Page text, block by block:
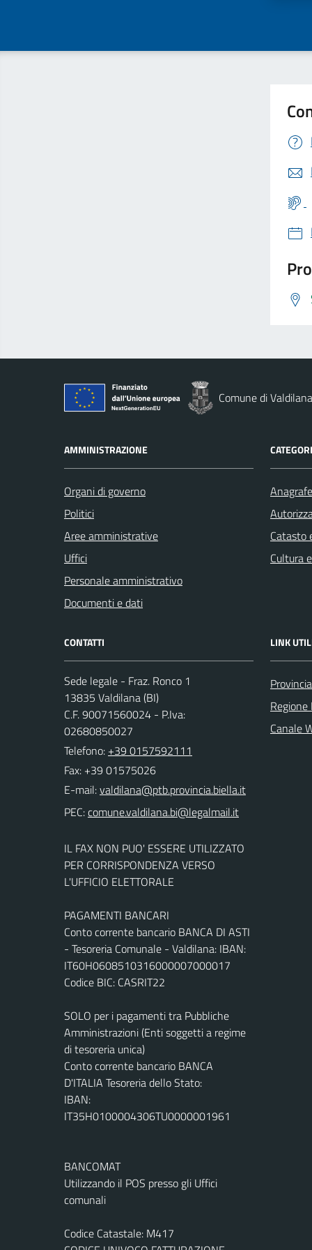
Comune di Valdilana
AMMINISTRAZIONE
Organi di governo
Politici
Aree amministrative
Uffici
Personale amministrativo
Documenti e dati
Catasto
Cultura
CONTATTI
Sede legale - Fraz. Ronco 1
13835 Valdilana (BI)
C.F. 90071560024 - P.Iva:
02680850027
Telefono: +39 0157592111
Fax: +39 01575026
E-mail:
PEC:
IL FAX NON PUO' ESSERE UTILIZZATO
PER CORRISPONDENZA VERSO
L'UFFICIO ELETTORALE
PAGAMENTI BANCARI
Conto corrente bancario BANCA DI ASTI
- Tesoreria Comunale - Valdilana: IBAN:
IT60H0608510316000007000017
Codice BIC: CASRIT22
SOLO per i pagamenti tra Pubbliche
Amministrazioni (Enti soggetti a regime
di tesoreria unica)
Conto corrente bancario BANCA
D'ITALIA Tesoreria dello Stato:
IBAN:
IT35H0100004306TU0000001961
BANCOMAT
Utilizzando il POS presso gli Uffici
comunali
Codice Catastale: M417
LINK
Canale